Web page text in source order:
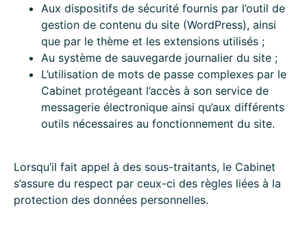
Aux dispositifs de sécurité fournis par l’outil de
gestion de contenu du site (WordPress), ainsi
que par le thème et les extensions utilisés ;
Au système de sauvegarde journalier du site ;
L’utilisation de mots de passe complexes par le
Cabinet protégeant l’accès à son service de
messagerie électronique ainsi qu’aux différents
outils nécessaires au fonctionnement du site.
Lorsqu’il fait appel à des sous-traitants, le Cabinet
s’assure du respect par ceux-ci des règles liées à la
protection des données personnelles.